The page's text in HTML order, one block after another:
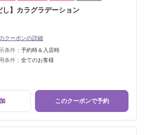
し】カラグラデーション
クーポンの詳細
条件： 予約時＆入店時
条件： 全てのお客様
このクーポンで予約